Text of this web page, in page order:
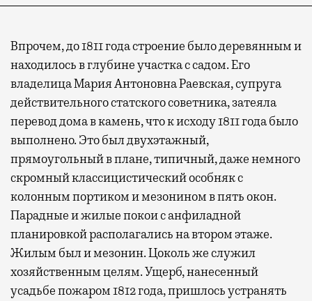
Впрочем, до 1811 года строение было деревянным и
находилось в глубине участка с садом. Его
владелица Мария Антоновна Раевская, супруга
действительного статского советника, затеяла
перевод дома в камень, что к исходу 1811 года было
выполнено. Это был двухэтажный,
прямоугольный в плане, типичный, даже немного
скромный классицистический особняк с
колонным портиком и мезонином в пять окон.
Парадные и жилые покои с анфиладной
планировкой располагались на втором этаже.
Жилым был и мезонин. Цоколь же служил
хозяйственным целям. Ущерб, нанесенный
усадьбе пожаром 1812 года, пришлось устранять